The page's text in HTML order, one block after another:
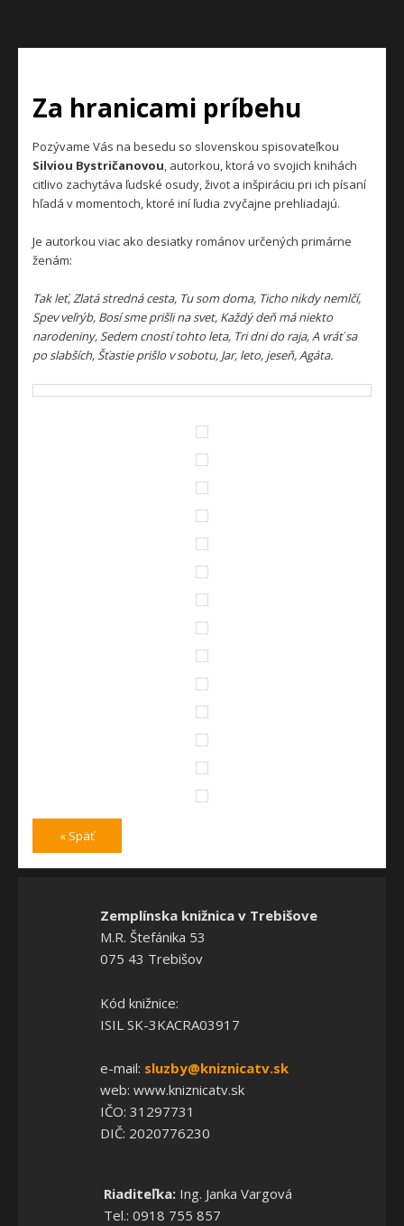
Za hranicami príbehu
Pozývame Vás na besedu so slovenskou spisovateľkou
Silviou Bystričanovou, autorkou, ktorá vo svojich knihách
citlivo zachytáva ľudské osudy, život a inšpiráciu pri ich písaní
hľadá v momentoch, ktoré iní ľudia zvyčajne prehliadajú.
Je autorkou viac ako desiatky románov určených primárne
ženám:
Tak leť, Zlatá stredná cesta, Tu som doma, Ticho nikdy nemlčí,
Spev veľrýb, Bosí sme prišli na svet, Každý deň má niekto
narodeniny, Sedem cností tohto leta, Tri dni do raja, A vráť sa
po slabších, Šťastie prišlo v sobotu, Jar, leto, jeseň, Agáta.
« Späť
Zemplínska knižnica v Trebišove
M.R. Štefánika 53
075 43 Trebišov
Kód knižnice:
ISIL SK-3KACRA03917
e-mail: sluzby@kniznicatv.sk
web: www.kniznicatv.sk
IČO: 31297731
DIČ: 2020776230
Riaditeľka:Ing. Janka Vargová
Tel.: 0918 755 857